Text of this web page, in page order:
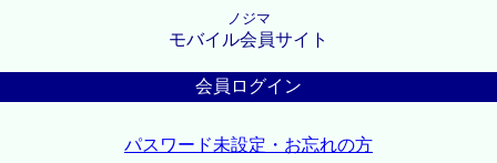
ノジマ
モバイル会員サイト
会員ログイン
パスワード未設定・お忘れの方